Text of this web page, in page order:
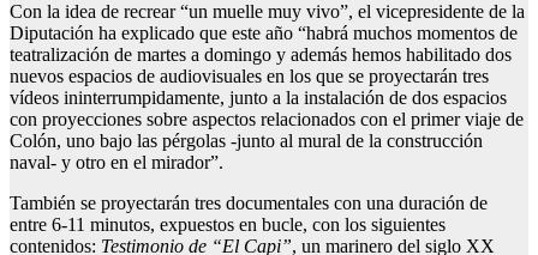
Con la idea de recrear “un muelle muy vivo”, el vicepresidente de la
Diputación ha explicado que este año “habrá muchos momentos de
teatralización de martes a domingo y además hemos habilitado dos
nuevos espacios de audiovisuales en los que se proyectarán tres
vídeos ininterrumpidamente, junto a la instalación de dos espacios
con proyecciones sobre aspectos relacionados con el primer viaje de
Colón, uno bajo las pérgolas -junto al mural de la construcción
naval- y otro en el mirador”.
También se proyectarán tres documentales con una duración de
entre 6-11 minutos, expuestos en bucle, con los siguientes
contenidos: Testimonio de “El Capi”, un marinero del siglo XX